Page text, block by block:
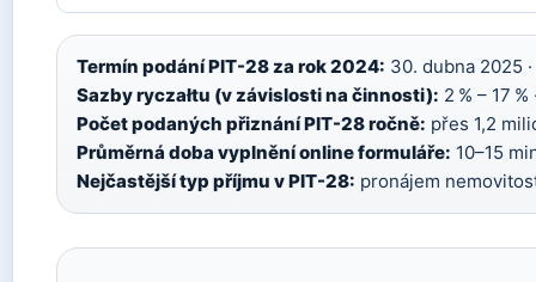
Termín podání PIT-28 za rok 2024: 30. dubna 2025 ·
Sazby ryczałtu (v závislosti na činnosti): 2 % – 17 %
Počet podaných přiznání PIT-28 ročně: přes 1,2
Průměrná doba vyplnění online formuláře: 10–15
Nejčastější typ příjmu v PIT-28: pronájem